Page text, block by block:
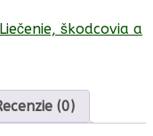
Liečenie, škodcovia a
(0)